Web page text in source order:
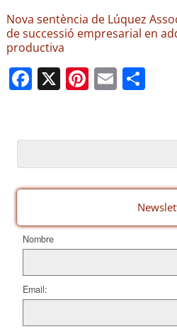
Nova sentència de Lúquez
de successió empresarial en
productiva
F
a
e
b
o
k
X Pi
nt
e
st
E
m
C
p
ar
te
ix
Nombre
Email: